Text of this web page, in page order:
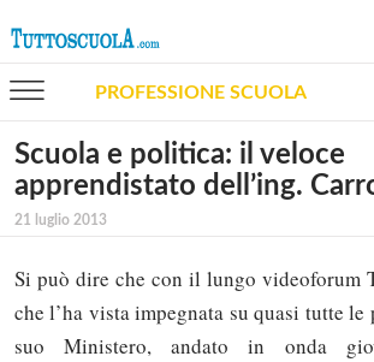
PROFESSIONE SCUOLA
Scuola e politica: il veloce
apprendistato dell’ing.
21 luglio 2013
Si può dire che con il lungo videoforum
che l’ha vista impegnata su quasi tutte
suo Ministero, andato in onda